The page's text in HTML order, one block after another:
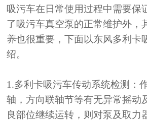
吸污车在日常使用过程中需要保
了 吸污车真空泵的正常维护外，
养也很重要，下面以东风多利卡
绍。
1.多利卡吸污车传动系统检测：
轴，方向联轴节等有无异常摇动
良部位继续运转，则对泵及取力